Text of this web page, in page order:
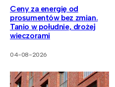
Ceny za energię od
prosumentów bez zmian.
Tanio w południe, drożej
wieczorami
04-08-2026